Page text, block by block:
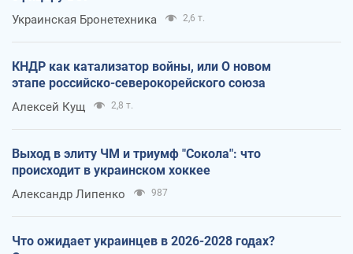
Украинская Бронетехника 2,6 т.
КНДР как катализатор войны, или О новом
этапе российско-северокорейского союза
Алексей Кущ 2,8 т.
Выход в элиту ЧМ и триумф "Сокола": что
происходит в украинском хоккее
Александр Липенко 987
Что ожидает украинцев в 2026-2028 годах?